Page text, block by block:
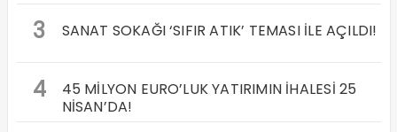
3 SANAT SOKAĞI ‘SIFIR ATIK’ TEMASI İLE AÇILDI!
4
45 MİLYON EURO’LUK YATIRIMIN İHALESİ 25
NİSAN’DA!